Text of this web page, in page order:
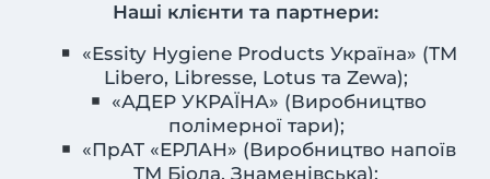
Наші клієнти та партнери:
«Essity Hygiene Products Україна» (ТМ
Libero, Libresse, Lotus та Zewa);
«АДЕР УКРАЇНА» (Виробництво
полімерної тари);
«ПрАТ «ЕРЛАН» (Виробництво напоїв
ТМ Біола, Знаменівська);